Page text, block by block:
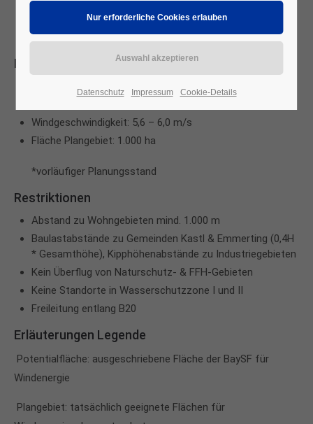
Kabelverlegung entlang der bestehenden Wege und
Straßen
Eckpunkte:
40 Windenergieanlagen*
Windgeschwindigkeit: 5,6 – 6,0 m/s
Fläche Plangebiet: 1.000 ha
*vorläufiger Planungsstand
Restriktionen
Abstand zu Wohngebieten mind. 1.000 m
Baulastabstände zu Gemeinden Kastl & Emmerting (0,4H
* Gesamthöhe), Kipphöhenabstände zu Industriegebieten
Kein Überflug von Naturschutz- & FFH-Gebieten
Keine Standorte in Wasserschutzzone I und II
Freileitung entlang B20
Erläuterungen Legende
Potentialfläche: ausgeschriebene Fläche der BaySF für
Windenergie
Plangebiet: tatsächlich geeignete Flächen für
Datenschutz Impressum Cookie-Details